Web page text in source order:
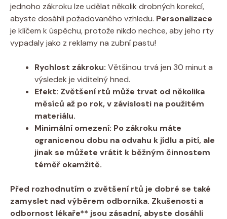
jednoho zákroku lze udělat několik drobných korekcí,
abyste dosáhli požadovaného vzhledu. Personalizace
je klíčem k úspěchu, protože nikdo nechce, aby jeho rty
vypadaly jako z reklamy na zubní pastu!
Rychlost zákroku: Většinou trvá jen 30 minut a
výsledek je viditelný hned.
Efekt: Zvětšení rtů může trvat od několika
měsíců až po rok, v závislosti na použitém
materiálu.
Minimální omezení: Po zákroku máte
ogranicenou dobu na odvahu k jídlu a pití, ale
jinak se můžete vrátit k běžným činnostem
téměř okamžitě.
Před rozhodnutím o zvětšení rtů je dobré se také
zamyslet nad výběrem odborníka. Zkušenosti a
odbornost lékaře** jsou zásadní, abyste dosáhli